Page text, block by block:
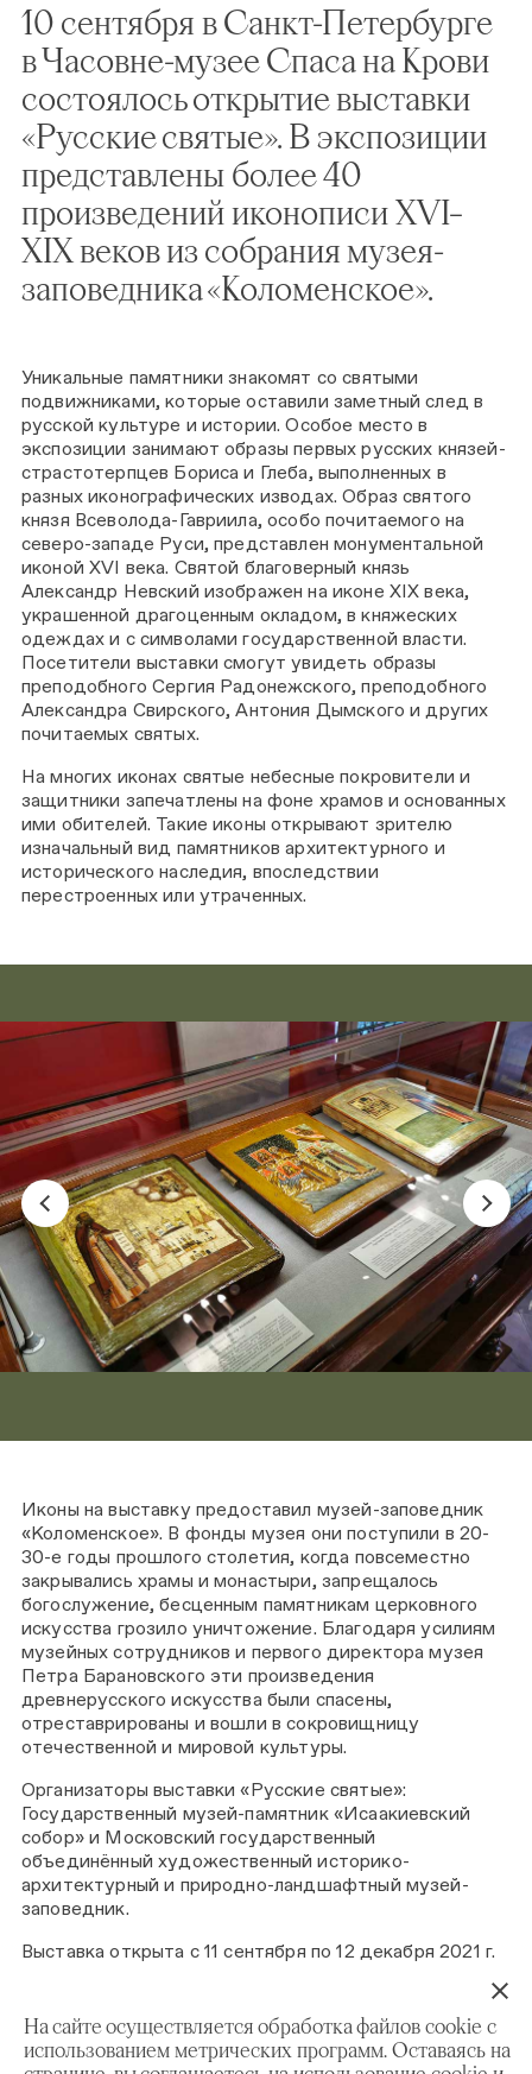
На сайте осуществляется обработка файлов cookie с
использованием метрических программ. Оставаясь на
10 сентября в Санкт-Петербурге
в Часовне-музее Спаса на Крови
состоялось открытие выставки
«Русские святые». В экспозиции
представлены более 40
произведений иконописи XVI–
XIX веков из собрания музея-
заповедника «Коломенское».
Уникальные памятники знакомят со святыми
подвижниками, которые оставили заметный след в
русской культуре и истории. Особое место в
экспозиции занимают образы первых русских князей-
страстотерпцев Бориса и Глеба, выполненных в
разных иконографических изводах. Образ святого
князя Всеволода-Гавриила, особо почитаемого на
северо-западе Руси, представлен монументальной
иконой XVI века. Святой благоверный князь
Александр Невский изображен на иконе XIX века,
украшенной драгоценным окладом, в княжеских
одеждах и с символами государственной власти.
Посетители выставки смогут увидеть образы
преподобного Сергия Радонежского, преподобного
Александра Свирского, Антония Дымского и других
почитаемых святых.
На многих иконах святые небесные покровители и
защитники запечатлены на фоне храмов и основанных
ими обителей. Такие иконы открывают зрителю
изначальный вид памятников архитектурного и
исторического наследия, впоследствии
перестроенных или утраченных.
Иконы на выставку предоставил музей-заповедник
«Коломенское». В фонды музея они поступили в 20-
30-е годы прошлого столетия, когда повсеместно
закрывались храмы и монастыри, запрещалось
богослужение, бесценным памятникам церковного
искусства грозило уничтожение. Благодаря усилиям
музейных сотрудников и первого директора музея
Петра Барановского эти произведения
древнерусского искусства были спасены,
отреставрированы и вошли в сокровищницу
отечественной и мировой культуры.
Организаторы выставки «Русские святые»:
Государственный музей-памятник «Исаакиевский
собор» и Московский государственный
объединённый художественный историко-
архитектурный и природно-ландшафтный музей-
заповедник.
Выставка открыта с 11 сентября по 12 декабря 2021 г.
Петербург, наб. канала Грибоедова, д. 2а, лит. Л